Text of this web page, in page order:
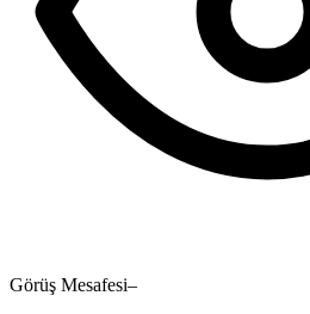
Görüş Mesafesi–